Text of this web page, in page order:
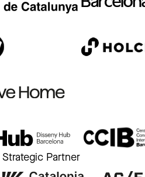
Strategic Partner